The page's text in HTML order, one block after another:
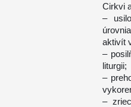
Cirkvi
–
aktivít
–
liturgii;
–
–